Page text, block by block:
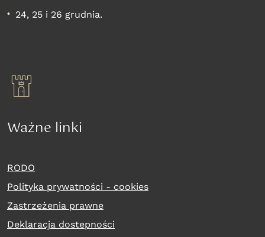
24, 25 i 26 grudnia.
Ważne linki
RODO
Polityka prywatności - cookies
Zastrzeżenia prawne
Deklaracja dostepności